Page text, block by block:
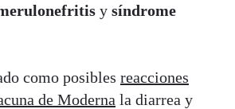
y síndrome
como posibles reacciones
de Moderna la diarrea y